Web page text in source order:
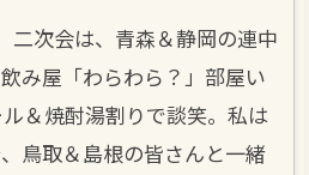
二次会は、青森＆静岡の連中
み屋「わらわら？」部屋い
＆焼酎湯割りで談笑。私は
鳥取＆島根の皆さんと一緒